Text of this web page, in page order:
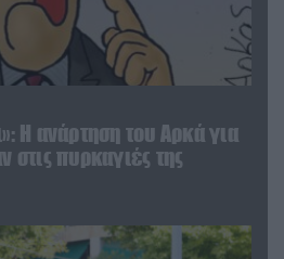
Η ανάρτηση του Αρκά για
πυρκαγιές της